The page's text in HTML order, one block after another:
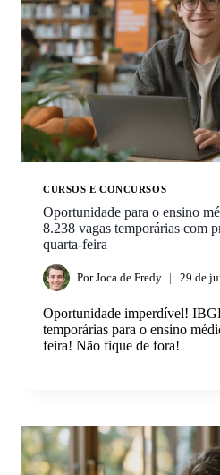
CURSOS E CONCURSOS
Oportunidade para o ensino
8.238 vagas temporárias com
quarta-feira
Por Joca de Fredy 29 de
Oportunidade imperdível!
temporárias para o ensino
feira! Não fique de fora!